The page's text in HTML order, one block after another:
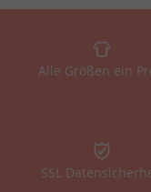
Alle Größen ein
SSL